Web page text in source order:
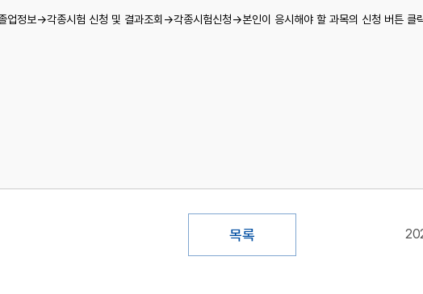
정보→각종시험 신청 및 결과조회→각종시험신청→본인이 응시해야 할 과목의 신청 버튼 클
목록